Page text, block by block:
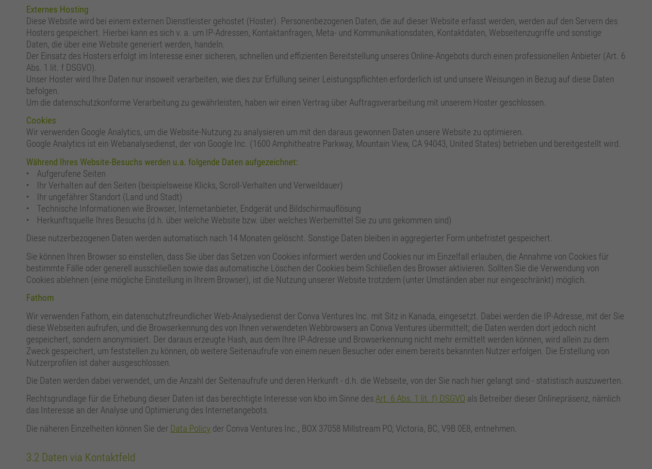
Externes Hosting
Diese Website wird bei einem externen Dienstleister gehostet (Hoster). Personenbezogenen Daten, die auf dieser Website erfasst werden, werden auf den Servern des
Hosters gespeichert. Hierbei kann es sich v. a. um IP-Adressen, Kontaktanfragen, Meta- und Kommunikationsdaten, Kontaktdaten, Webseitenzugriffe und sonstige
Daten, die über eine Website generiert werden, handeln.
Der Einsatz des Hosters erfolgt im Interesse einer sicheren, schnellen und effizienten Bereitstellung unseres Online-Angebots durch einen professionellen Anbieter (Art. 6
Abs. 1 lit. f DSGVO).
Unser Hoster wird Ihre Daten nur insoweit verarbeiten, wie dies zur Erfüllung seiner Leistungspflichten erforderlich ist und unsere Weisungen in Bezug auf diese Daten
befolgen.
Um die datenschutzkonforme Verarbeitung zu gewährleisten, haben wir einen Vertrag über Auftragsverarbeitung mit unserem Hoster geschlossen.
Cookies
Wir verwenden Google Analytics, um die Website-Nutzung zu analysieren um mit den daraus gewonnen Daten unsere Website zu optimieren.
Google Analytics ist ein Webanalysedienst, der von Google Inc. (1600 Amphitheatre Parkway, Mountain View, CA 94043, United States) betrieben und bereitgestellt wird.
Während Ihres Website-Besuchs werden u.a. folgende Daten aufgezeichnet:
• Aufgerufene Seiten
• Ihr Verhalten auf den Seiten (beispielsweise Klicks, Scroll-Verhalten und Verweildauer)
• Ihr ungefährer Standort (Land und Stadt)
• Technische Informationen wie Browser, Internetanbieter, Endgerät und Bildschirmauflösung
• Herkunftsquelle Ihres Besuchs (d.h. über welche Website bzw. über welches Werbemittel Sie zu uns gekommen sind)
Diese nutzerbezogenen Daten werden automatisch nach 14 Monaten gelöscht. Sonstige Daten bleiben in aggregierter Form unbefristet gespeichert.
Sie können Ihren Browser so einstellen, dass Sie über das Setzen von Cookies informiert werden und Cookies nur im Einzelfall erlauben, die Annahme von Cookies für
bestimmte Fälle oder generell ausschließen sowie das automatische Löschen der Cookies beim Schließen des Browser aktivieren. Sollten Sie die Verwendung von
Cookies ablehnen (eine mögliche Einstellung in Ihrem Browser), ist die Nutzung unserer Website trotzdem (unter Umständen aber nur eingeschränkt) möglich.
Fathom
Wir verwenden Fathom, ein datenschutzfreundlicher Web-Analysedienst der Conva Ventures Inc. mit Sitz in Kanada, eingesetzt. Dabei werden die IP-Adresse, mit der Sie
diese Webseiten aufrufen, und die Browserkennung des von Ihnen verwendeten Webbrowsers an Conva Ventures übermittelt; die Daten werden dort jedoch nicht
gespeichert, sondern anonymisiert. Der daraus erzeugte Hash, aus dem Ihre IP-Adresse und Browserkennung nicht mehr ermittelt werden können, wird allein zu dem
Zweck gespeichert, um feststellen zu können, ob weitere Seitenaufrufe von einem neuen Besucher oder einem bereits bekannten Nutzer erfolgen. Die Erstellung von
Nutzerprofilen ist daher ausgeschlossen.
Die Daten werden dabei verwendet, um die Anzahl der Seitenaufrufe und deren Herkunft - d.h. die Webseite, von der Sie nach hier gelangt sind - statistisch auszuwerten.
Rechtsgrundlage für die Erhebung dieser Daten ist das berechtigte Interesse von kbo im Sinne desArt. 6 Abs. 1 lit. f) DSGVO als Betreiber dieser Onlinepräsenz, nämlich
das Interesse an der Analyse und Optimierung des Internetangebots.
Die näheren Einzelheiten können Sie der Data Policy der Conva Ventures Inc., BOX 37058 Millstream PO, Victoria, BC, V9B 0E8, entnehmen.
3.2 Daten via Kontaktfeld